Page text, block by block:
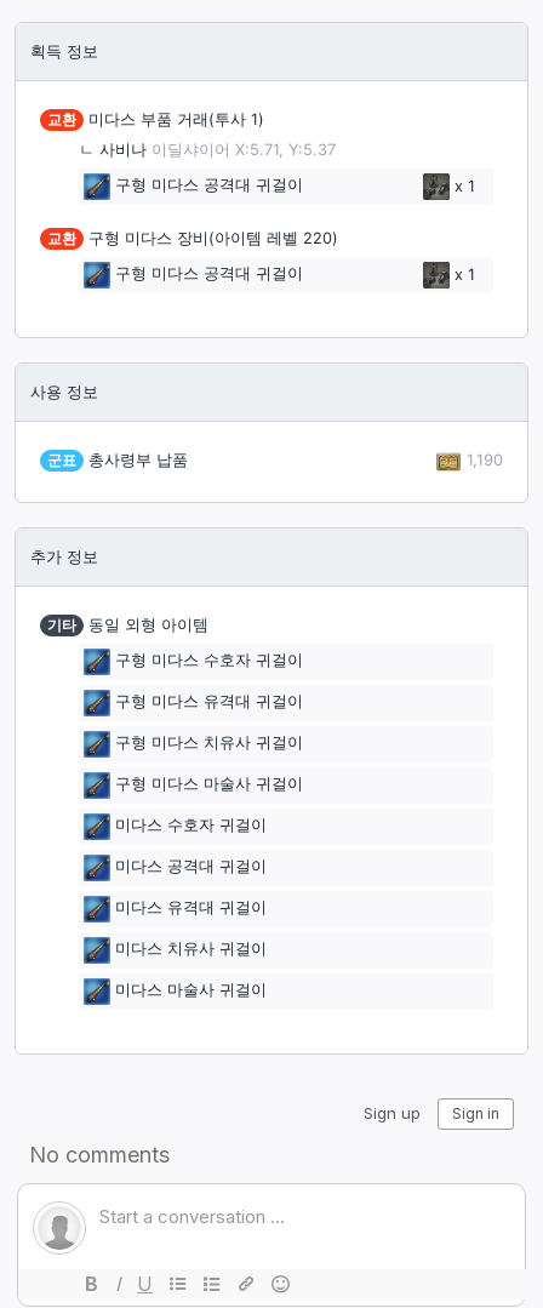
획득 정보
교환
미다스 부품 거래(투사 1)
ㄴ 사비나 이딜샤이어 X:5.71, Y:5.37
구형 미다스 공격대 귀걸이
x 1
교환
구형 미다스 장비(아이템 레벨 220)
구형 미다스 공격대 귀걸이
x 1
사용 정보
군표 총사령부 납품 1,190
추가 정보
기타
동일 외형 아이템
구형 미다스 수호자 귀걸이
구형 미다스 유격대 귀걸이
구형 미다스 치유사 귀걸이
구형 미다스 마술사 귀걸이
미다스 수호자 귀걸이
미다스 공격대 귀걸이
미다스 유격대 귀걸이
미다스 치유사 귀걸이
미다스 마술사 귀걸이